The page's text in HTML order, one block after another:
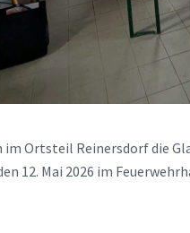
im Ortsteil Reinersdorf die
12. Mai 2026 im